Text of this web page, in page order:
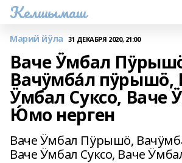
Келшымаш
Марий йӱла 31 ДЕКАБРЯ 2020, 21:00
Ваче Ӱмбал
Вачӱмба́л пӱрышӧ,
Ӱмбал Суксо, Ваче
Ю́мо нерген
Ваче Ӱмбал Пӱрышӧ,
Ваче Ӱмбал Суксо, Ваче